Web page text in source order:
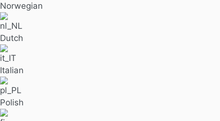
Norwegian
Dutch
Italian
Polish